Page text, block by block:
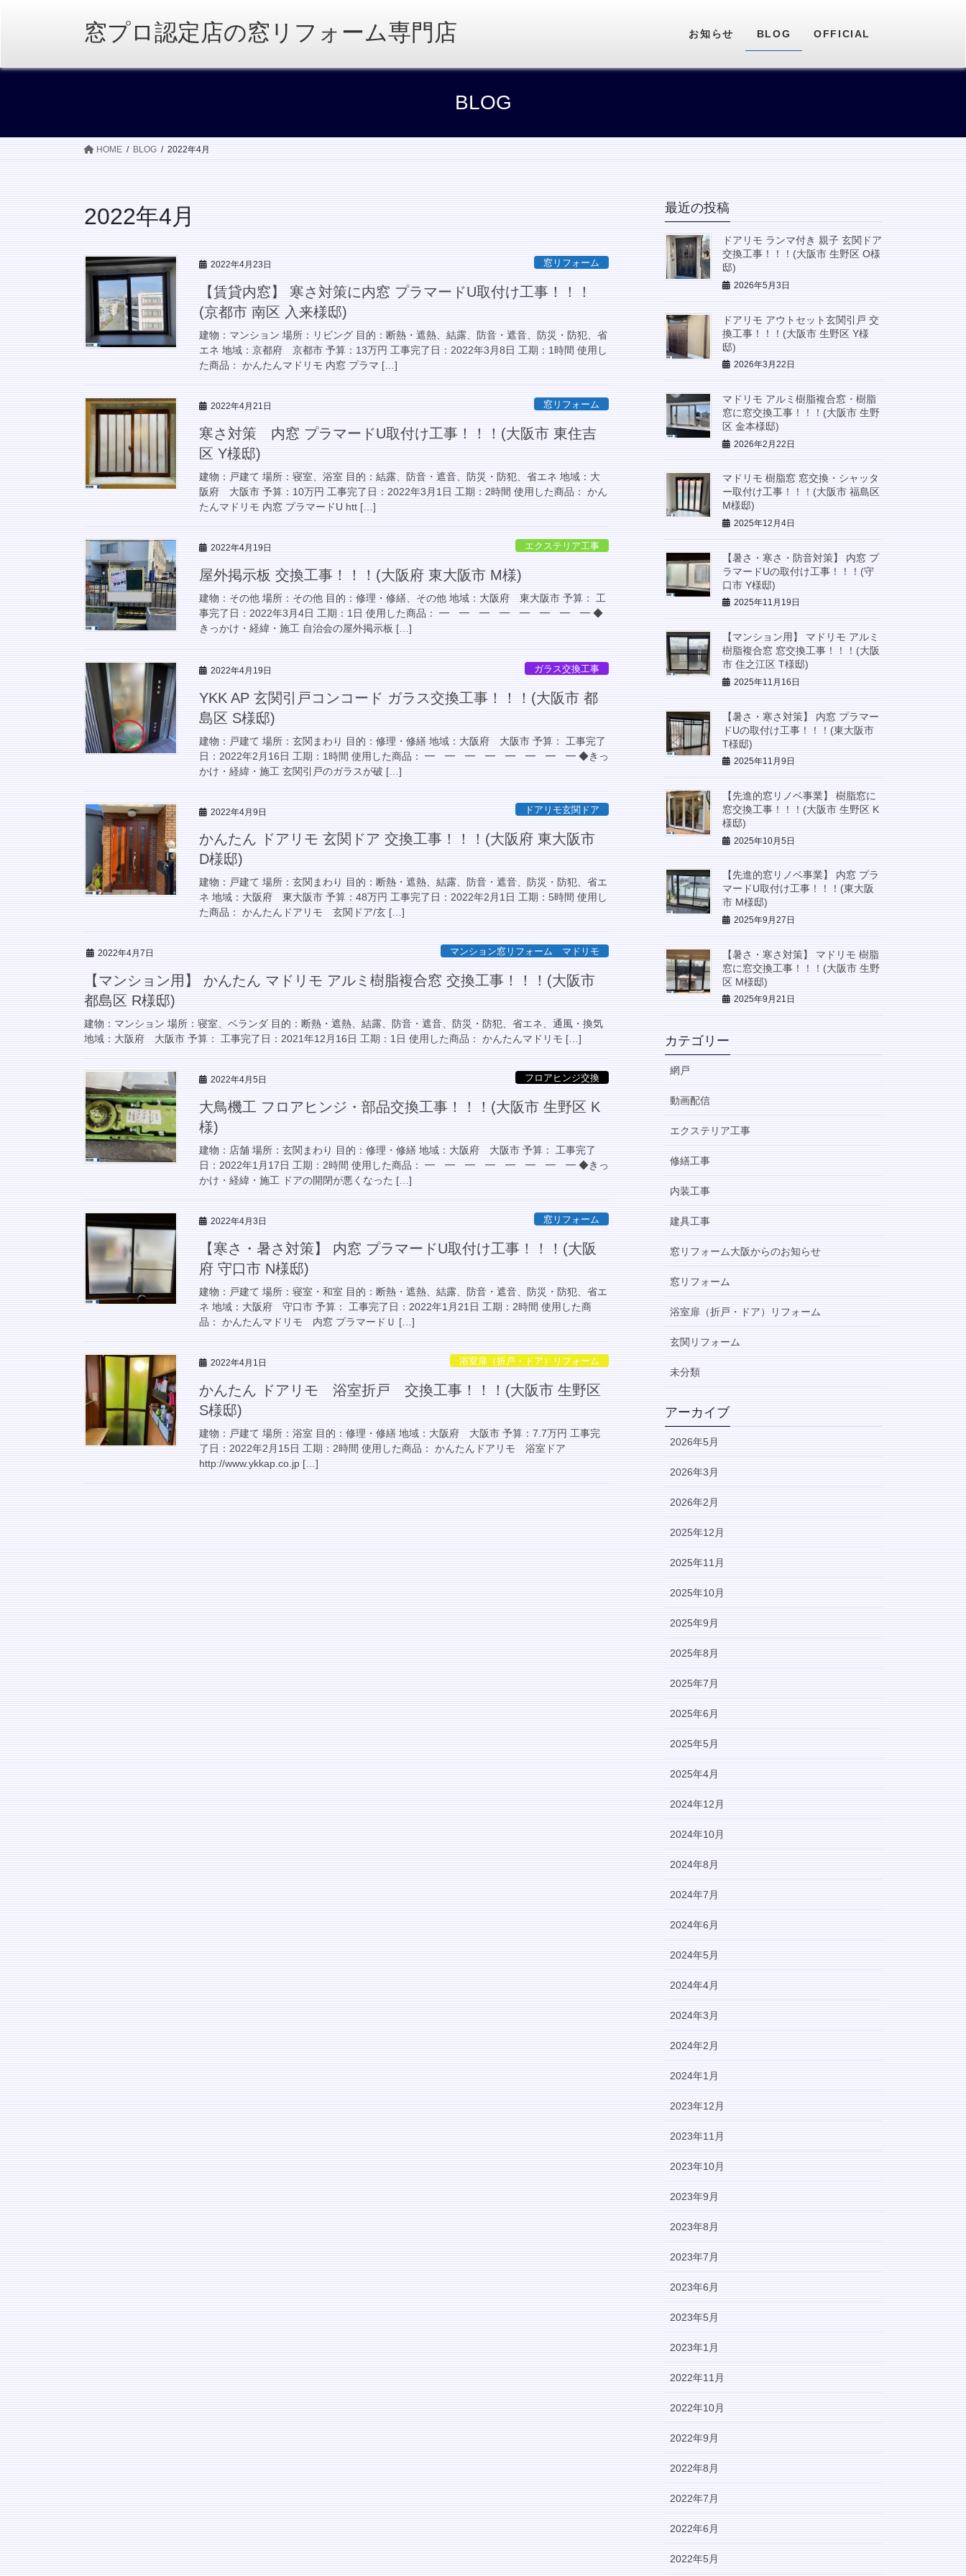
プ
動
窓プロ認定店の窓リフォーム専門店 お知らせ BLOG OFFICIAL
BLOG
HOME BLOG 2022年4月
2022年4月
2022年4月23日 窓リフォーム
【賃貸内窓】 寒さ対策に内窓 プラマードU取付け工事！！！
(京都市 南区 入来様邸)
建物：マンション 場所：リビング 目的：断熱・遮熱、結露、防音・遮音、防災・防犯、省
エネ 地域：京都府 京都市 予算：13万円 工事完了日：2022年3月8日 工期：1時間 使用し
た商品： かんたんマドリモ 内窓 プラマ […]
2022年4月21日 窓リフォーム
寒さ対策 内窓 プラマードU取付け工事！！！(大阪市 東住吉
区 Y様邸)
建物：戸建て 場所：寝室、浴室 目的：結露、防音・遮音、防災・防犯、省エネ 地域：大
阪府 大阪市 予算：10万円 工事完了日：2022年3月1日 工期：2時間 使用した商品： かん
たんマドリモ 内窓 プラマードU htt […]
2022年4月19日 エクステリア工事
屋外掲示板 交換工事！！！(大阪府 東大阪市 M様)
建物：その他 場所：その他 目的：修理・修繕、その他 地域：大阪府 東大阪市 予算： 工
事完了日：2022年3月4日 工期：1日 使用した商品： ━ ━ ━ ━ ━ ━ ━ ━ ◆
きっかけ・経緯・施工 自治会の屋外掲示板 […]
2022年4月19日 ガラス交換工事
YKK AP 玄関引戸コンコード ガラス交換工事！！！(大阪市 都
島区 S様邸)
建物：戸建て 場所：玄関まわり 目的：修理・修繕 地域：大阪府 大阪市 予算： 工事完了
日：2022年2月16日 工期：1時間 使用した商品： ━ ━ ━ ━ ━ ━ ━ ━ ◆きっ
かけ・経緯・施工 玄関引戸のガラスが破 […]
2022年4月9日 ドアリモ玄関ドア
かんたん ドアリモ 玄関ドア 交換工事！！！(大阪府 東大阪市
D様邸)
建物：戸建て 場所：玄関まわり 目的：断熱・遮熱、結露、防音・遮音、防災・防犯、省エ
ネ 地域：大阪府 東大阪市 予算：48万円 工事完了日：2022年2月1日 工期：5時間 使用し
た商品： かんたんドアリモ 玄関ドア/玄 […]
2022年4月7日 マンション窓リフォーム マドリモ
【マンション用】 かんたん マドリモ アルミ樹脂複合窓 交換工事！！！(大阪市
都島区 R様邸)
建物：マンション 場所：寝室、ベランダ 目的：断熱・遮熱、結露、防音・遮音、防災・防犯、省エネ、通風・換気
地域：大阪府 大阪市 予算： 工事完了日：2021年12月16日 工期：1日 使用した商品： かんたんマドリモ […]
2022年4月5日 フロアヒンジ交換
大鳥機工 フロアヒンジ・部品交換工事！！！(大阪市 生野区 K
様)
建物：店舗 場所：玄関まわり 目的：修理・修繕 地域：大阪府 大阪市 予算： 工事完了
日：2022年1月17日 工期：2時間 使用した商品： ━ ━ ━ ━ ━ ━ ━ ━ ◆きっ
かけ・経緯・施工 ドアの開閉が悪くなった […]
2022年4月3日 窓リフォーム
【寒さ・暑さ対策】 内窓 プラマードU取付け工事！！！(大阪
府 守口市 N様邸)
建物：戸建て 場所：寝室・和室 目的：断熱・遮熱、結露、防音・遮音、防災・防犯、省エ
ネ 地域：大阪府 守口市 予算： 工事完了日：2022年1月21日 工期：2時間 使用した商
品： かんたんマドリモ 内窓 プラマードＵ […]
2022年4月1日 浴室扉（折戸・ドア）リフォーム
かんたん ドアリモ 浴室折戸 交換工事！！！(大阪市 生野区
S様邸)
建物：戸建て 場所：浴室 目的：修理・修繕 地域：大阪府 大阪市 予算：7.7万円 工事完
了日：2022年2月15日 工期：2時間 使用した商品： かんたんドアリモ 浴室ドア
http://www.ykkap.co.jp […]
最近の投稿
ドアリモ ランマ付き 親子 玄関ドア
交換工事！！！(大阪市 生野区 O様
邸)
2026年5月3日
ドアリモ アウトセット玄関引戸 交
換工事！！！(大阪市 生野区 Y様
邸)
2026年3月22日
マドリモ アルミ樹脂複合窓・樹脂
窓に窓交換工事！！！(大阪市 生野
区 金本様邸)
2026年2月22日
マドリモ 樹脂窓 窓交換・シャッタ
ー取付け工事！！！(大阪市 福島区
M様邸)
2025年12月4日
【暑さ・寒さ・防音対策】 内窓 プ
ラマードUの取付け工事！！！(守
口市 Y様邸)
2025年11月19日
【マンション用】 マドリモ アルミ
樹脂複合窓 窓交換工事！！！(大阪
市 住之江区 T様邸)
2025年11月16日
【暑さ・寒さ対策】 内窓 プラマー
ドUの取付け工事！！！(東大阪市
T様邸)
2025年11月9日
【先進的窓リノベ事業】 樹脂窓に
窓交換工事！！！(大阪市 生野区 K
様邸)
2025年10月5日
【先進的窓リノベ事業】 内窓 プラ
マードU取付け工事！！！(東大阪
市 M様邸)
2025年9月27日
【暑さ・寒さ対策】 マドリモ 樹脂
窓に窓交換工事！！！(大阪市 生野
区 M様邸)
2025年9月21日
カテゴリー
網戸
動画配信
エクステリア工事
修繕工事
内装工事
建具工事
窓リフォーム大阪からのお知らせ
窓リフォーム
浴室扉（折戸・ドア）リフォーム
玄関リフォーム
未分類
アーカイブ
2026年5月
2026年3月
2026年2月
2025年12月
2025年11月
2025年10月
2025年9月
2025年8月
2025年7月
2025年6月
2025年5月
2025年4月
2024年12月
2024年10月
2024年8月
2024年7月
2024年6月
2024年5月
2024年4月
2024年3月
2024年2月
2024年1月
2023年12月
2023年11月
2023年10月
2023年9月
2023年8月
2023年7月
2023年6月
2023年5月
2023年1月
2022年11月
2022年10月
2022年9月
2022年8月
2022年7月
2022年6月
2022年5月